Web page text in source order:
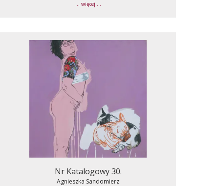
... więcej ...
Nr Katalogowy 30.
Agnieszka Sandomierz